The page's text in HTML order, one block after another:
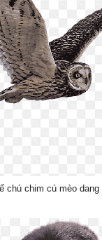
chú chim cú mèo dang